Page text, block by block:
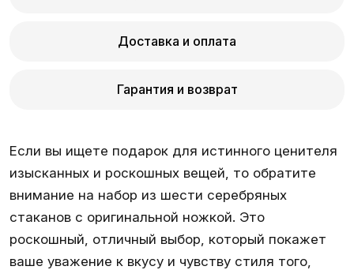
Доставка и оплата
Гарантия и возврат
Если вы ищете подарок для истинного ценителя
изысканных и роскошных вещей, то обратите
внимание на набор из шести серебряных
стаканов с оригинальной ножкой. Это
роскошный, отличный выбор, который покажет
ваше уважение к вкусу и чувству стиля того,